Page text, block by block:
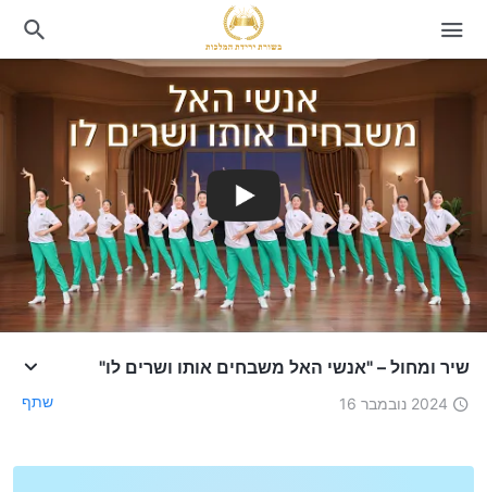
שיר ומחול – "אנשי האל משבחים אותו ושרים לו"
2024 נובמבר 16 שתף